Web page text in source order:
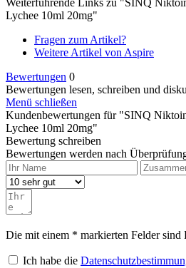
Lychee 10ml 20mg"
Fragen zum Artikel?
Weitere Artikel von Aspire
Bewertungen 0
Bewertungen lesen, schreiben und
Menü schließen
Kundenbewertungen für "SINQ
Lychee 10ml 20mg"
Bewertung schreiben
Bewertungen werden nach
Die mit einem * markierten Felder sind
Ich habe die